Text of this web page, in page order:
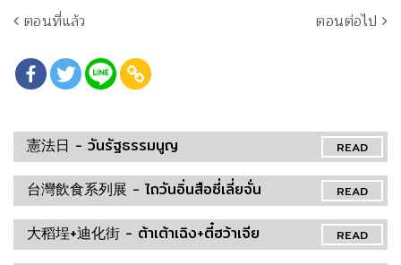
ตอนที่แล้ว
ตอนต่อไป
READ
憲法日 - วันรัฐธรรมนูญ
READ
台灣飲食系列展 - ไถวันอิ่นสือซี่เลี่ยจั่น
READ
大稻埕+迪化街 - ต้าเต้าเฉิง+ตี๋ฮว้าเจีย